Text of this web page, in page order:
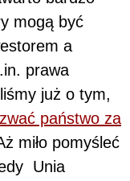
mogą być
a
prawa
już o tym,
państwo za
miło pomyśleć
Unia